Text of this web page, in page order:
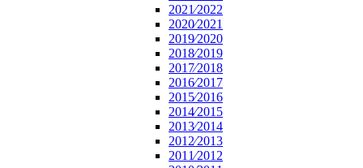
2021⁄2022
2020⁄2021
2019⁄2020
2018⁄2019
2017⁄2018
2016⁄2017
2015⁄2016
2014⁄2015
2013⁄2014
2012⁄2013
2011⁄2012